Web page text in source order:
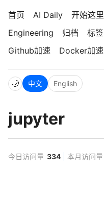
首页 AI Daily 开始这里
Engineering
归档 标签
Github加速
Docker加速
🌙 中文 English
jupyter
今日访问量 334 本月访问量